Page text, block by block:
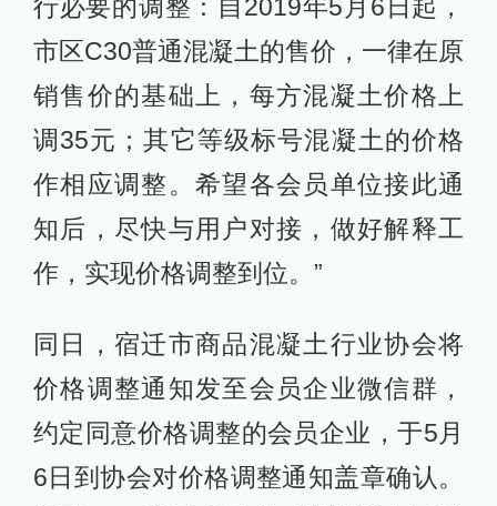
行必要的调整：自2019年5月6日起，
市区C30普通混凝土的售价，一律在原
销售价的基础上，每方混凝土价格上
调35元；其它等级标号混凝土的价格
作相应调整。希望各会员单位接此通
知后，尽快与用户对接，做好解释工
作，实现价格调整到位。”
同日，宿迁市商品混凝土行业协会将
价格调整通知发至会员企业微信群，
约定同意价格调整的会员企业，于5月
6日到协会对价格调整通知盖章确认。